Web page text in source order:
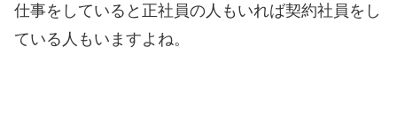
仕事をしていると正社員の人もいれば契約社員をし
ている人もいますよね。